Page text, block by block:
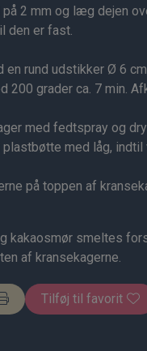
på 2 mm og læg dejen
den er fast.
en rund udstikker Ø 6
200 grader ca. 7 min.
med fedtspray og
med låg, indtil
på toppen af
kakaosmør smeltes
af kransekagerne.
Tilføj til favorit